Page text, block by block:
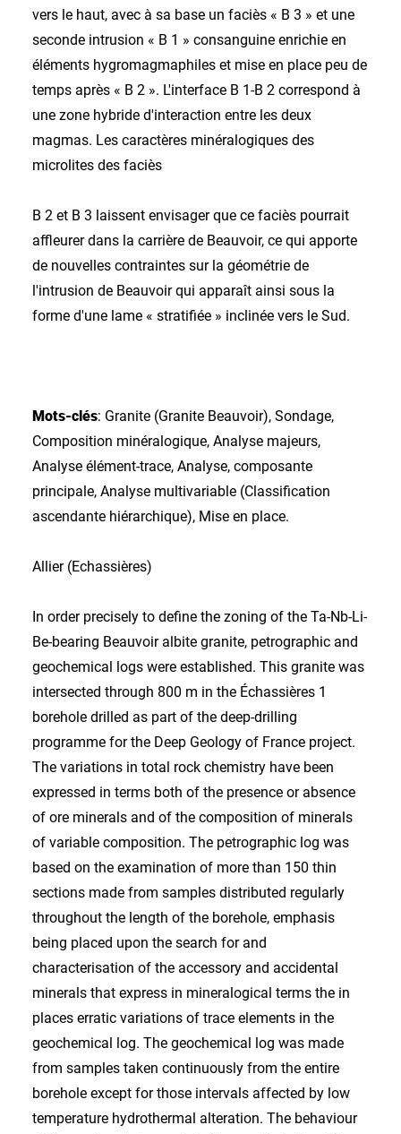
vers le haut, avec à sa base un faciès « B 3 » et une
seconde intrusion « B 1 » consanguine enrichie en
éléments hygromagmaphiles et mise en place peu de
temps après « B 2 ». L'interface B 1-B 2 correspond à
une zone hybride d'interaction entre les deux
magmas. Les caractères minéralogiques des
microlites des faciès
B 2 et B 3 laissent envisager que ce faciès pourrait
affleurer dans la carrière de Beauvoir, ce qui apporte
de nouvelles contraintes sur la géométrie de
l'intrusion de Beauvoir qui apparaît ainsi sous la
forme d'une lame « stratifiée » inclinée vers le Sud.
Mots-clés: Granite (Granite Beauvoir), Sondage,
Composition minéralogique, Analyse majeurs,
Analyse élément-trace, Analyse, composante
principale, Analyse multivariable (Classification
ascendante hiérarchique), Mise en place.
Allier (Echassières)
In order precisely to define the zoning of the Ta-Nb-Li-
Be-bearing Beauvoir albite granite, petrographic and
geochemical logs were established. This granite was
intersected through 800 m in the Échassières 1
borehole drilled as part of the deep-drilling
programme for the Deep Geology of France project.
The variations in total rock chemistry have been
expressed in terms both of the presence or absence
of ore minerals and of the composition of minerals
of variable composition. The petrographic log was
based on the examination of more than 150 thin
sections made from samples distributed regularly
throughout the length of the borehole, emphasis
being placed upon the search for and
characterisation of the accessory and accidental
minerals that express in mineralogical terms the in
places erratic variations of trace elements in the
geochemical log. The geochemical log was made
from samples taken continuously from the entire
borehole except for those intervals affected by low
temperature hydrothermal alteration. The behaviour